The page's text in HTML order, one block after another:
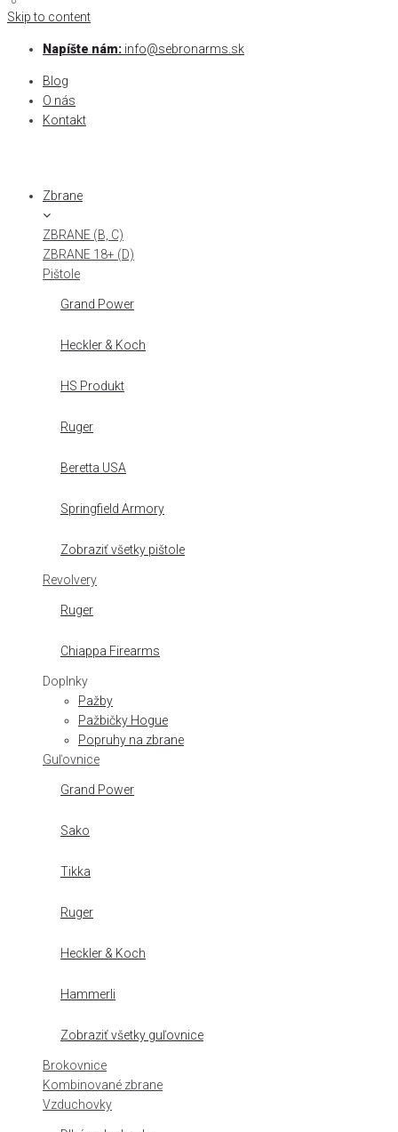
Skip to content
Napíšte nám: info@sebronarms.sk
Blog
O nás
Kontakt
Zbrane
ZBRANE (B, C)
ZBRANE 18+ (D)
Pištole
Grand Power
Heckler & Koch
HS Produkt
Ruger
Beretta USA
Springfield Armory
Zobraziť všetky pištole
Revolvery
Ruger
Chiappa Firearms
Doplnky
Pažby
Pažbičky Hogue
Popruhy na zbrane
Guľovnice
Grand Power
Sako
Tikka
Ruger
Heckler & Koch
Hammerli
Zobraziť všetky guľovnice
Brokovnice
Kombinované zbrane
Vzduchovky